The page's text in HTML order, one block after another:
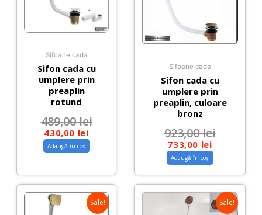
Sifoane cada
Sifon cada cu
umplere prin
preaplin
rotund
489,00lei
430,00 lei
Adaugă în coș
Sifoane cada
Sifon cada cu
umplere prin
preaplin, culoare
bronz
923,00lei
733,00 lei
Adaugă în coș
Sale! Sale!